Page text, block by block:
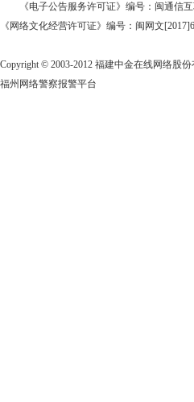
《电子公告服务许可证》编号：闽通信互
《网络文化经营许可证》编号：闽网文
Copyright © 2003-2012 福建中金在线网络股份
福州网络警察报警平台